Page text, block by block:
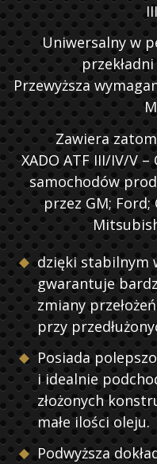
Uniwersalny w
Przewyższa
Zawiera
XADO ATF III/IV/V
samochodów
przez GM; Ford;
dzięki stabilnym
gwarantuje
zmiany
przy
Posiada
i idealnie
złożonych
małe ilości oleju.
Podwyższa